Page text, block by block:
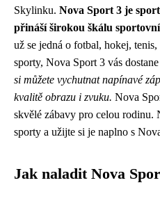
Skylinku. Nova Sport 3 je
přináší širokou škálu
už se jedná o fotbal, hokej,
sporty, Nova Sport 3 vás
si můžete vychutnat napínavé
kvalitě obrazu i zvuku. Nova
skvělé zábavy pro celou rodinu.
sporty a užijte si je naplno s
Jak naladit Nova